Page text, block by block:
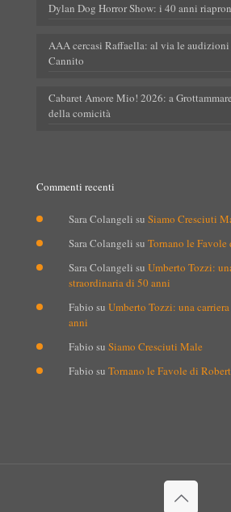
Dylan Dog Horror Show: i 40 anni
AAA cercasi Raffaella: al via le
Cannito
Cabaret Amore Mio! 2026: a
della comicità
Commenti recenti
Sara Colangeli su Siamo Cresciuti
Sara Colangeli su Tornano le Favole
Sara Colangeli su Umberto Tozzi:
straordinaria di 50 anni
Fabio su Umberto Tozzi: una
anni
Fabio su Siamo Cresciuti Male
Fabio su Tornano le Favole di